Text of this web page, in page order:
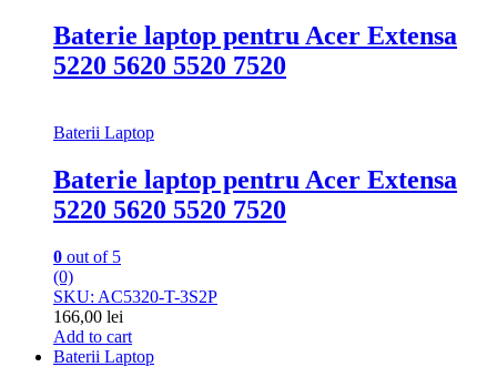
Baterie laptop pentru Acer Extensa
5220 5620 5520 7520
Baterii Laptop
Baterie laptop pentru Acer Extensa
5220 5620 5520 7520
0 out of 5
(0)
SKU: AC5320-T-3S2P
166,00 lei
Add to cart
Baterii Laptop